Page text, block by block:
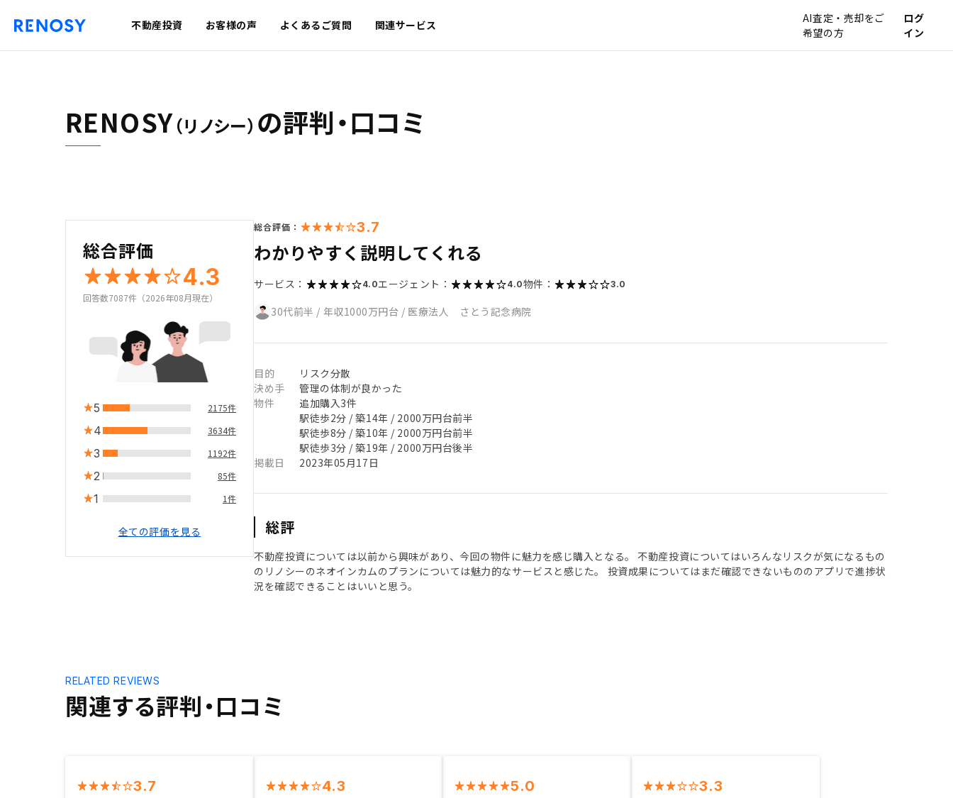
不動産投資 お客様の声 よくあるご質問 関連サービス
AI査定・売却をご
希望の方
ログ
イン
RENOSY（リノシー） の評判・口コミ
総合評価
4.3
回答数7087件（2026年08月現在）
5 2175件
4 3634件
3 1192件
2 85件
1 1件
全ての評価を見る
総合評価： 3.7
わかりやすく説明してくれる
サービス： 4.0エージェント： 4.0物件： 3.0
30代前半 / 年収1000万円台 / 医療法人 さとう記念病院
目的
リスク分散
決め手
管理の体制が良かった
物件
追加購入3件
駅徒歩2分 / 築14年 / 2000万円台前半
駅徒歩8分 / 築10年 / 2000万円台前半
駅徒歩3分 / 築19年 / 2000万円台後半
掲載日
2023年05月17日
総評
不動産投資については以前から興味があり、今回の物件に魅力を感じ購入となる。 不動産投資についてはいろんなリスクが気になるもの
のリノシーのネオインカムのプランについては魅力的なサービスと感じた。 投資成果についてはまだ確認できないもののアプリで進捗状
況を確認できることはいいと思う。
関連する評判・口コミ
RELATED REVIEWS
3.7 4.3 5.0 3.3